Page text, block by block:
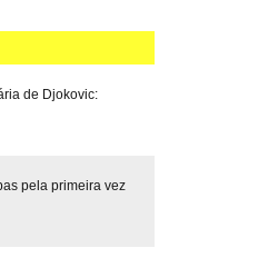
de Djokovic:
pela primeira vez